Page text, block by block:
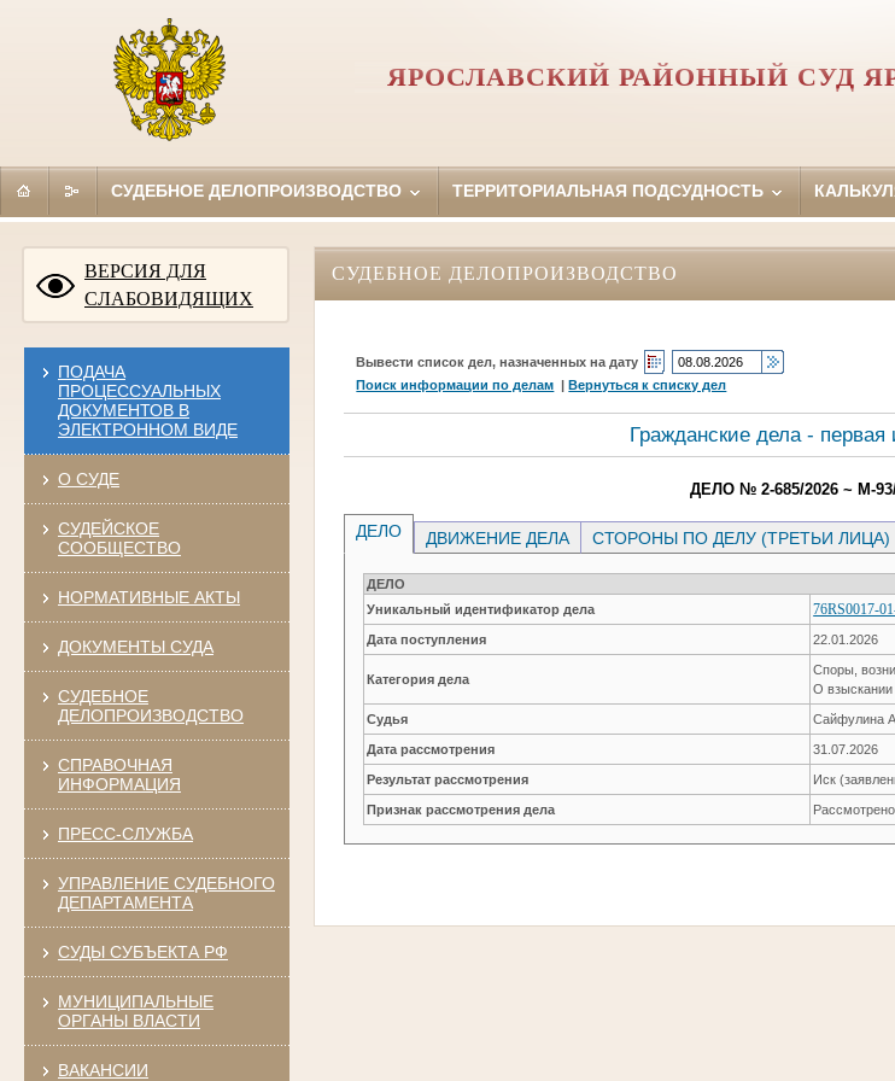
ЯРОСЛАВСКИЙ РАЙОННЫЙ СУД
СУДЕБНОЕ ДЕЛОПРОИЗВОДСТВО ТЕРРИТОРИАЛЬНАЯ ПОДСУДНОСТЬ
ВЕРСИЯ ДЛЯ
СЛАБОВИДЯЩИХ
ПОДАЧА
ПРОЦЕССУАЛЬНЫХ
ДОКУМЕНТОВ В
ЭЛЕКТРОННОМ ВИДЕ
О СУДЕ
СУДЕЙСКОЕ
СООБЩЕСТВО
НОРМАТИВНЫЕ АКТЫ
ДОКУМЕНТЫ СУДА
СУДЕБНОЕ
ДЕЛОПРОИЗВОДСТВО
СПРАВОЧНАЯ
ИНФОРМАЦИЯ
ПРЕСС-СЛУЖБА
УПРАВЛЕНИЕ СУДЕБНОГО
ДЕПАРТАМЕНТА
СУДЫ СУБЪЕКТА РФ
МУНИЦИПАЛЬНЫЕ
ОРГАНЫ ВЛАСТИ
ВАКАНСИИ
СУДЕБНОЕ ДЕЛОПРОИЗВОДСТВО
Вывести список дел, назначенных на дату
Поиск информации по делам |Вернуться к списку дел
Гражданские дела - первая
ДЕЛО № 2-685/2026 ~ М-
ДЕЛО ДВИЖЕНИЕ ДЕЛА СТОРОНЫ ПО ДЕЛУ (ТРЕТЬИ ЛИЦА)
ДЕЛО
Уникальный идентификатор дела
76RS0017-
Дата поступления 22.01.2026
Категория дела
Споры,
О взыскании
Судья Сайфулина
Дата рассмотрения 31.07.2026
Результат рассмотрения Иск
Признак рассмотрения дела